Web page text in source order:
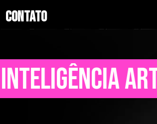
CONTATO
INTELIGÊNCIA